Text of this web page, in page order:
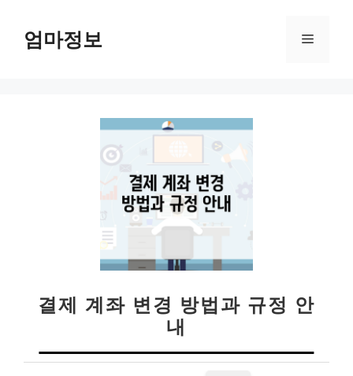
엄마정보 메
결제 계좌 변경 방법과 규정 안
내